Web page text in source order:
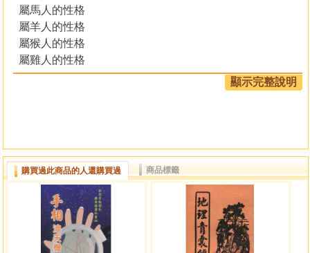
屬馬人的性格
屬羊人的性格
屬猴人的性格
屬雞人的性格
屬狗人的性格
屬鼠逐日吉凶福祿詳解
屬鼠逐時吉凶福祿詳解
屬鼠六親生剋和目返逆分析
屬牛逐年吉凶福祿詳解
屬牛逐月吉凶福祿詳解
屬牛逐日吉凶福祿詳解
顯示完整說明
購買過此商品的人還購買過 商品標籤